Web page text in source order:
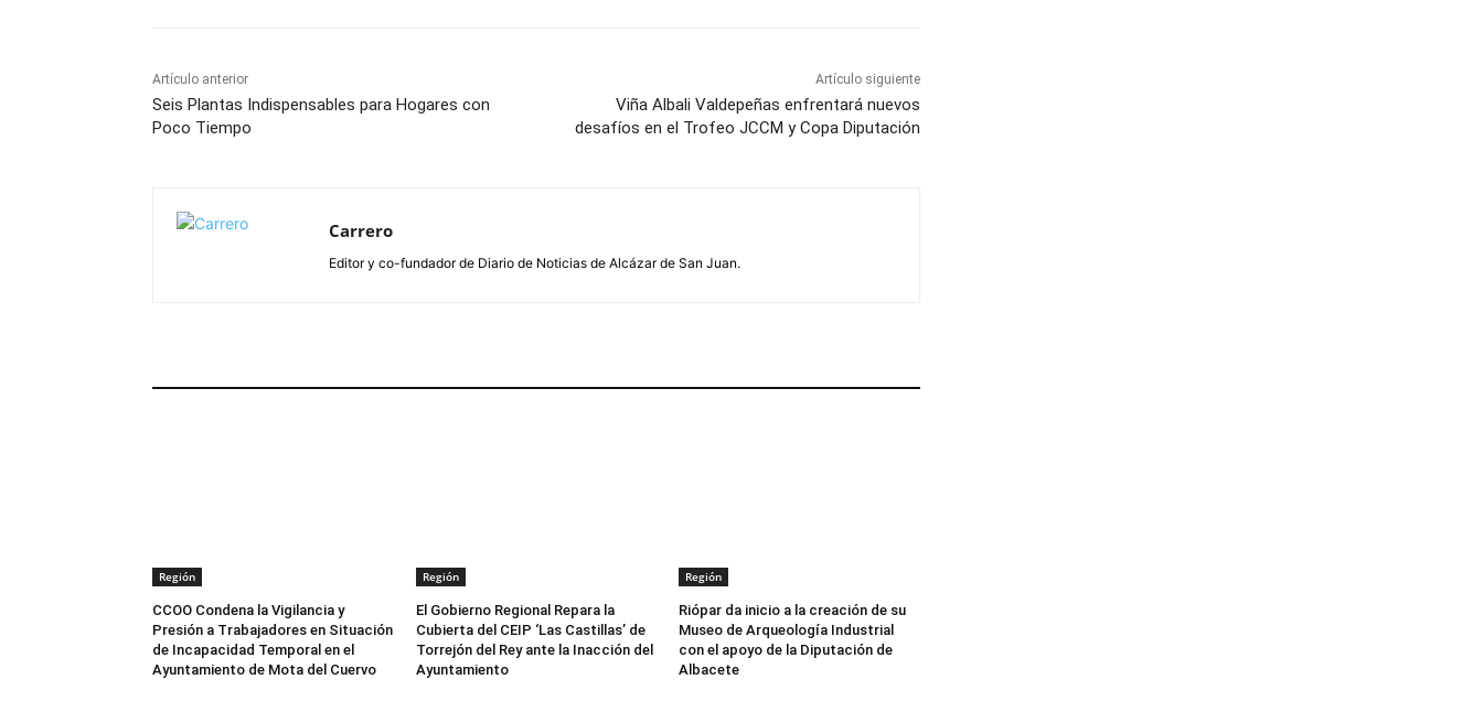
Artículo anterior
Seis Plantas Indispensables para Hogares con
Poco Tiempo
Artículo siguiente
Viña Albali Valdepeñas enfrentará nuevos
desafíos en el Trofeo JCCM y Copa Diputación
Carrero
Editor y co-fundador de Diario de Noticias de Alcázar de San Juan.
Región
CCOO Condena la Vigilancia y
Presión a Trabajadores en Situación
de Incapacidad Temporal en el
Ayuntamiento de Mota del Cuervo
Región
El Gobierno Regional Repara la
Cubierta del CEIP ‘Las Castillas’ de
Torrejón del Rey ante la Inacción del
Ayuntamiento
Región
Riópar da inicio a la creación de su
Museo de Arqueología Industrial
con el apoyo de la Diputación de
Albacete